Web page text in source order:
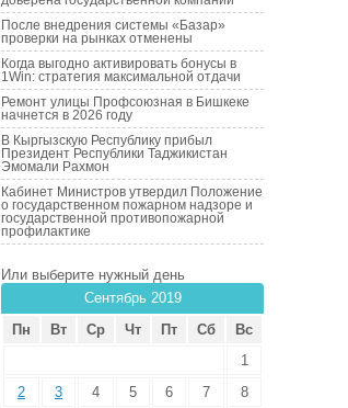
После внедрения системы «Базар»
проверки на рынках отменены
Когда выгодно активировать бонусы в
1Win: стратегия максимальной отдачи
Ремонт улицы Профсоюзная в Бишкеке
начнется в 2026 году
В Кыргызскую Республику прибыл
Президент Республики Таджикистан
Эмомали Рахмон
Кабинет Министров утвердил Положение
о государственном пожарном надзоре и
государственной противопожарной
профилактике
Или выберите нужный день
Сентябрь 2019
Пн
Вт Ср Чт Пт Сб
Вс
1
2
3 4 5 6 7
8